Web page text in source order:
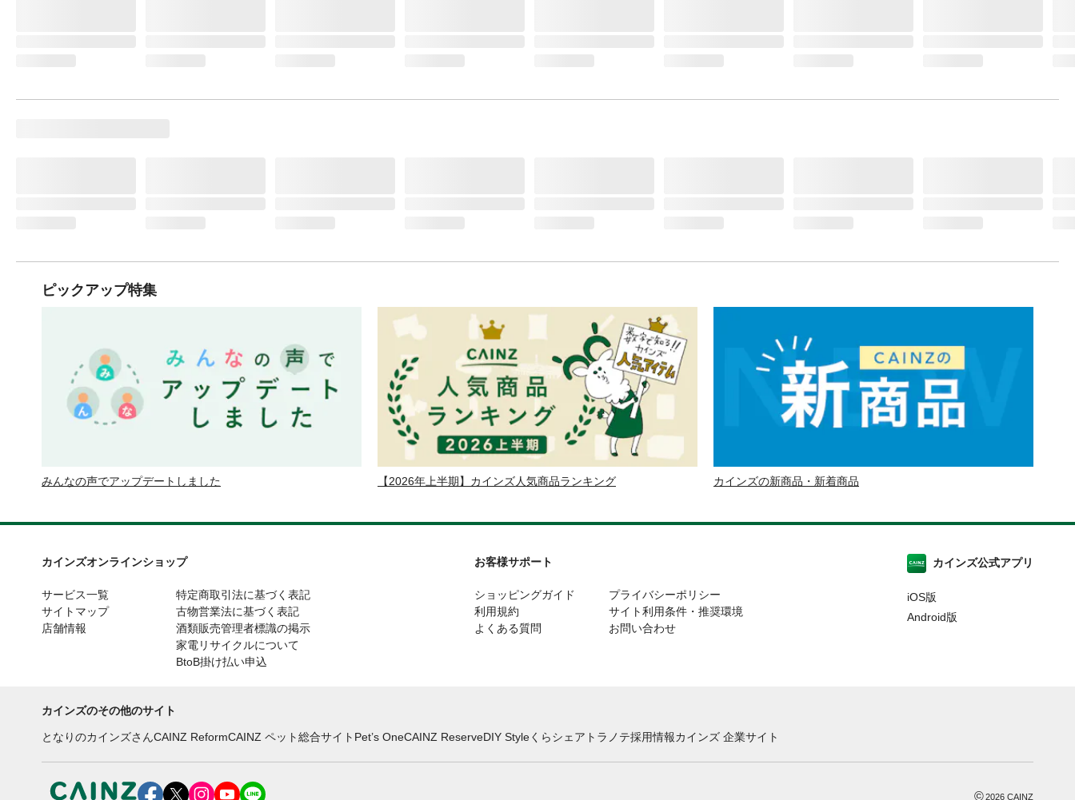
ピックアップ特集
みんなの声でアップデートしました 【2026年上半期】カインズ人気商品ランキング カインズの新商品・新着商品
カインズオンラインショップ
サービス一覧
サイトマップ
店舗情報
特定商取引法に基づく表記
古物営業法に基づく表記
酒類販売管理者標識の掲示
家電リサイクルについて
BtoB掛け払い申込
お客様サポート
ショッピングガイド
利用規約
よくある質問
プライバシーポリシー
サイト利用条件・推奨環境
お問い合わせ
カインズ公式アプリ
iOS版
Android版
カインズのその他のサイト
となりのカインズさんCAINZ ReformCAINZ ペット総合サイト Pet’s OneCAINZ ReserveDIY Styleくらシェア トラノテ採用情報カインズ 企業サイト
©2026 CAINZ